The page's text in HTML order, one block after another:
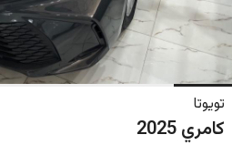
تويوتا
كامري2025